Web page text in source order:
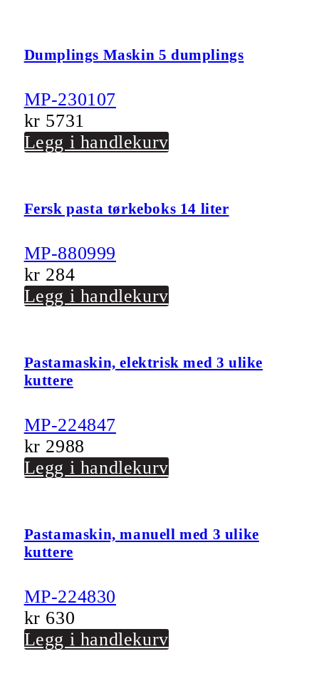
Dumplings Maskin 5 dumplings
MP-230107
kr 5731
Legg i handlekurv
Fersk pasta tørkeboks 14 liter
MP-880999
kr 284
Legg i handlekurv
Pastamaskin, elektrisk med 3 ulike
kuttere
MP-224847
kr 2988
Legg i handlekurv
Pastamaskin, manuell med 3 ulike
kuttere
MP-224830
kr 630
Legg i handlekurv